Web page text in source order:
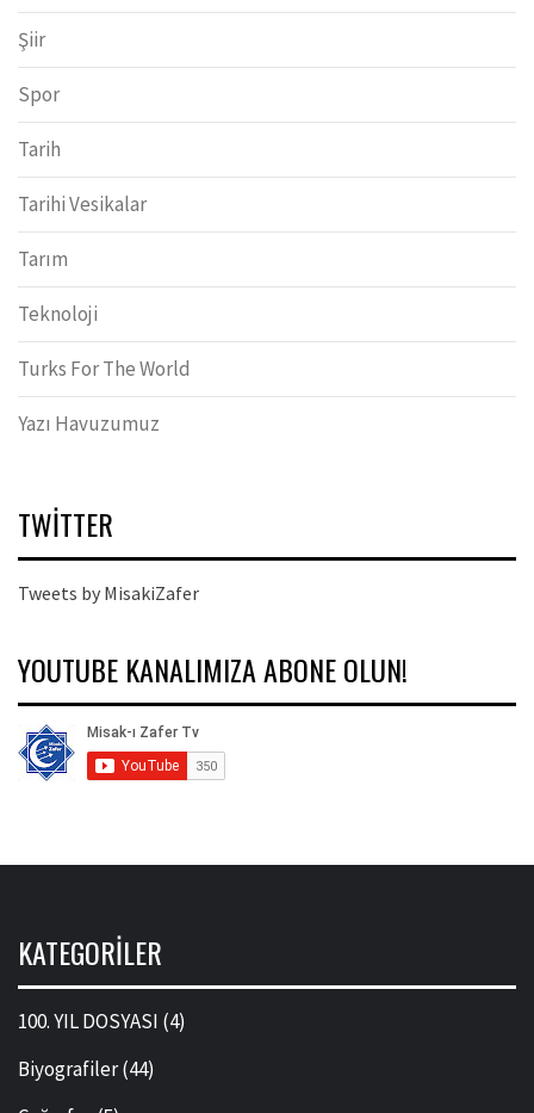
Şiir
Spor
Tarih
Tarihi Vesikalar
Tarım
Teknoloji
Turks For The World
Yazı Havuzumuz
TWITTER
Tweets by MisakiZafer
YOUTUBE KANALIMIZA ABONE OLUN!
KATEGORILER
100. YIL DOSYASI (4)
Biyografiler(44)